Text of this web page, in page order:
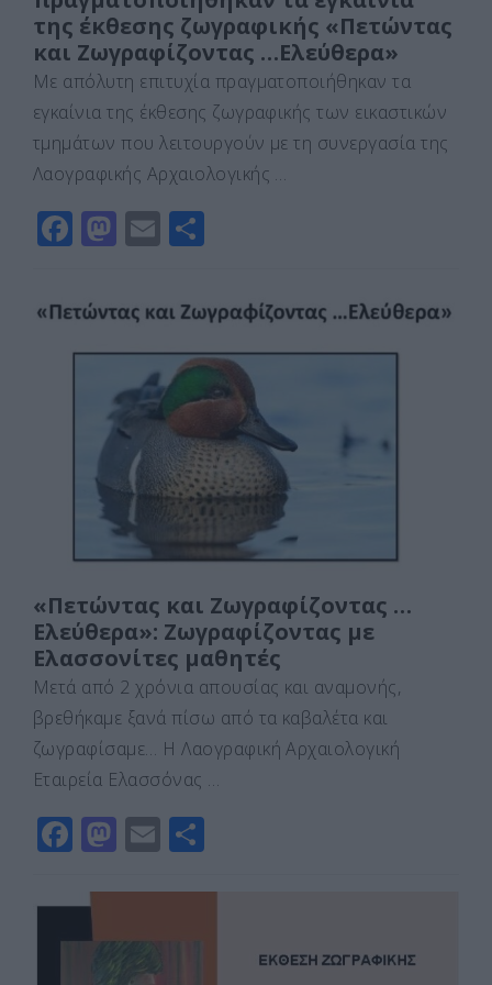
της έκθεσης ζωγραφικής «Πετώντας
και Ζωγραφίζοντας …Ελεύθερα»
Με απόλυτη επιτυχία πραγματοποιήθηκαν τα
εγκαίνια της έκθεσης ζωγραφικής των εικαστικών
τμημάτων που λειτουργούν με τη συνεργασία της
Λαογραφικής Αρχαιολογικής …
F
c
e
b
M
st
o
d
o
n
E
ai
l
ρ
α
σ
τε
ίτ
ε
«Πετώντας και Ζωγραφίζοντας …
Ελεύθερα»: Ζωγραφίζοντας με
Ελασσονίτες μαθητές
Μετά από 2 χρόνια απουσίας και αναμονής,
βρεθήκαμε ξανά πίσω από τα καβαλέτα και
ζωγραφίσαμε… Η Λαογραφική Αρχαιολογική
Εταιρεία Ελασσόνας …
F
c
e
M
st
o
d
E
ai ρ